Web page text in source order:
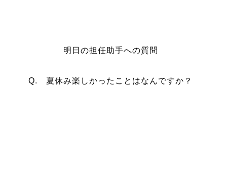
明日の担任助手への質問
Q. 夏休み楽しかったことはなんですか？